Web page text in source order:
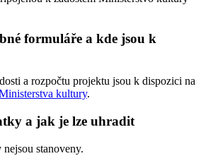
formuláře a kde jsou k
a rozpočtu projektu jsou k dispozici na
kultury.
a jak je lze uhradit
stanoveny.